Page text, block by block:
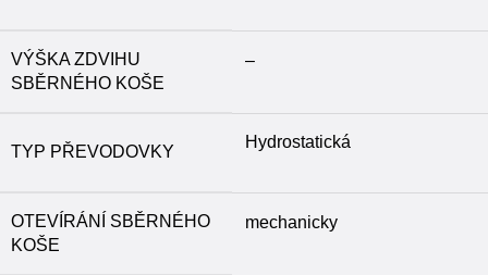
VÝŠKA ZDVIHU
SBĚRNÉHO KOŠE
–
TYP PŘEVODOVKY
Hydrostatická
OTEVÍRÁNÍ SBĚRNÉHO
KOŠE
mechanicky